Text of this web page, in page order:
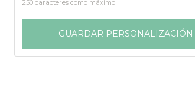
250 caracteres como máximo
GUARDAR PERSONALIZACIÓN